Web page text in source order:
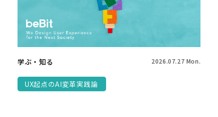
学ぶ・知る 2026.07.27 Mon.
UX起点のAI変革実践論